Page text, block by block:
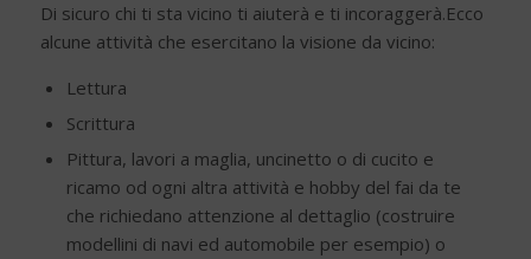
Di sicuro chi ti sta vicino ti aiuterà e ti incoraggerà.Ecco
alcune attività che esercitano la visione da vicino:
Lettura
Scrittura
Pittura, lavori a maglia, uncinetto o di cucito e
ricamo od ogni altra attività e hobby del fai da te
che richiedano attenzione al dettaglio (costruire
modellini di navi ed automobile per esempio) o